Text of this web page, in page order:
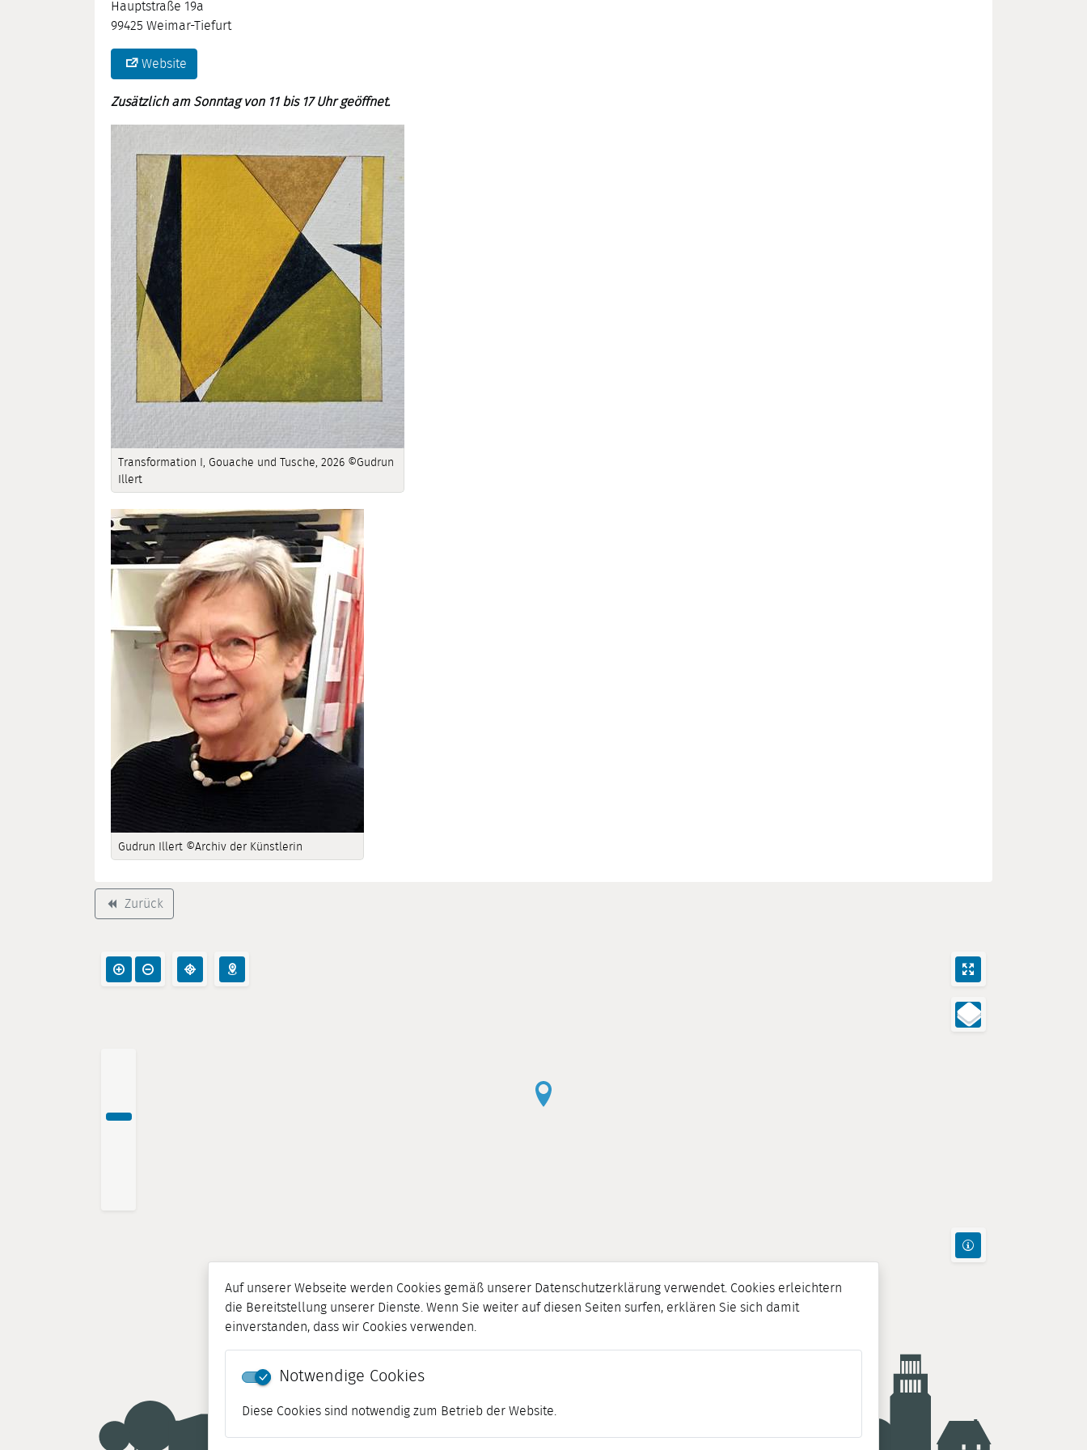
Auf unserer Webseite werden Cookies gemäß unserer Datenschutzerklärung verwendet. Cookies erleichtern
die Bereitstellung unserer Dienste. Wenn Sie weiter auf diesen Seiten surfen, erklären Sie sich damit
einverstanden, dass wir Cookies verwenden.
Notwendige Cookies
Diese Cookies sind notwendig zum Betrieb der Website.
Hauptstraße 19a
99425 Weimar-Tiefurt
Website
Zusätzlich am Sonntag von 11 bis 17 Uhr geöffnet.
Transformation I, Gouache und Tusche, 2026 ©Gudrun
Illert
Gudrun Illert ©Archiv der Künstlerin
backward Zurück